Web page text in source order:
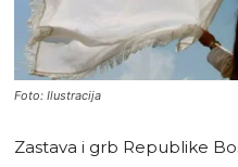
Foto: Ilustracija
Zastava i grb Republike